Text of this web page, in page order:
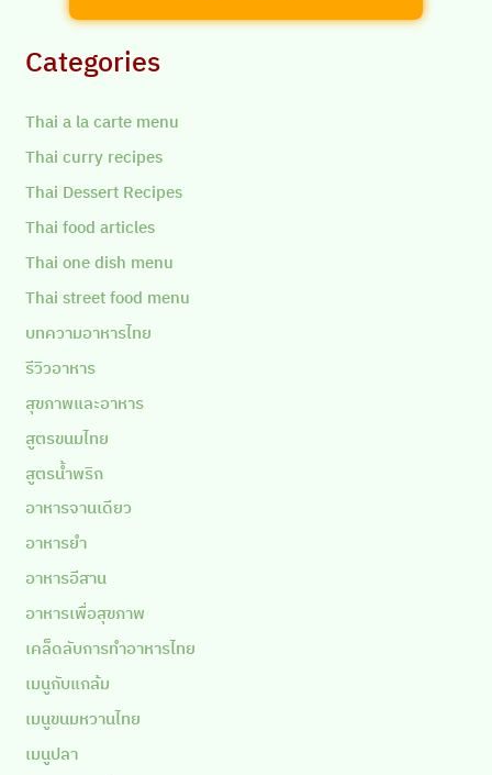
Categories
Thai a la carte menu
Thai curry recipes
Thai Dessert Recipes
Thai food articles
Thai one dish menu
Thai street food menu
บทความอาหารไทย
รีวิวอาหาร
สุขภาพและอาหาร
สูตรขนมไทย
สูตรน้ำพริก
อาหารจานเดียว
อาหารยำ
อาหารอีสาน
อาหารเพื่อสุขภาพ
เคล็ดลับการทำอาหารไทย
เมนูกับแกล้ม
เมนูขนมหวานไทย
เมนูปลา